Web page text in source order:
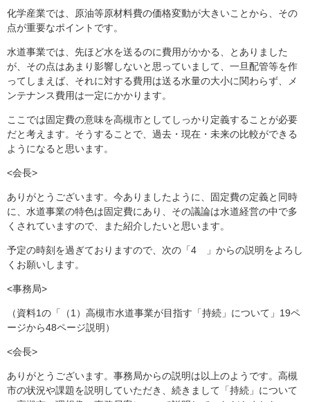
化学産業では、原油等原材料費の価格変動が大きいことから、その
点が重要なポイントです。
水道事業では、先ほど水を送るのに費用がかかる、とありました
が、その点はあまり影響しないと思っていまして、一旦配管等を作
ってしまえば、それに対する費用は送る水量の大小に関わらず、メ
ンテナンス費用は一定にかかります。
ここでは固定費の意味を高槻市としてしっかり定義することが必要
だと考えます。そうすることで、過去・現在・未来の比較ができる
ようになると思います。
<会長>
ありがとうございます。今ありましたように、固定費の定義と同時
に、水道事業の特色は固定費にあり、その議論は水道経営の中で多
くされていますので、また紹介したいと思います。
予定の時刻を過ぎておりますので、次の「4 」からの説明をよろし
くお願いします。
<事務局>
（資料1の「（1）高槻市水道事業が目指す「持続」について」19ペ
ージから48ページ説明）
<会長>
ありがとうございます。事務局からの説明は以上のようです。高槻
市の状況や課題を説明していただき、続きまして「持続」について